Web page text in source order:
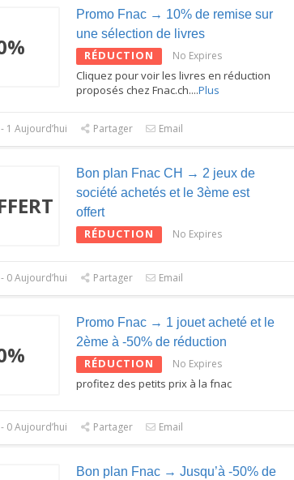
Promo Fnac → 10% de remise sur
une sélection de livres
RÉDUCTION No Expires
Cliquez pour voir les livres en réduction
proposés chez Fnac.ch....Plus
1 Aujourd’hui Partager Email
Bon plan Fnac CH → 2 jeux de
société achetés et le 3ème est
offert
RÉDUCTION No Expires
0 Aujourd’hui Partager Email
Promo Fnac → 1 jouet acheté et le
2ème à -50% de réduction
RÉDUCTION No Expires
profitez des petits prix à la fnac
0 Aujourd’hui Partager Email
Bon plan Fnac → Jusqu’à -50% de